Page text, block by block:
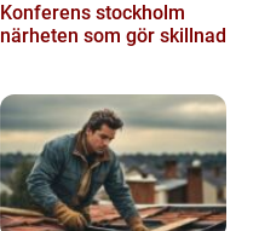
Konferens stockholm
närheten som gör skillnad